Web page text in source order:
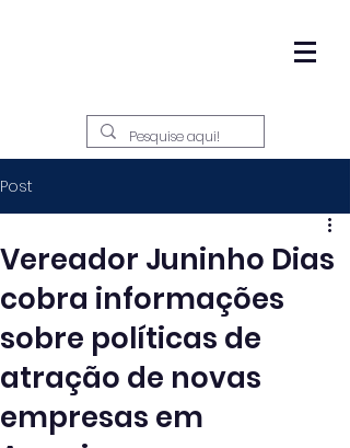
Post
Vereador Juninho Dias
cobra informações
sobre políticas de
atração de novas
empresas em